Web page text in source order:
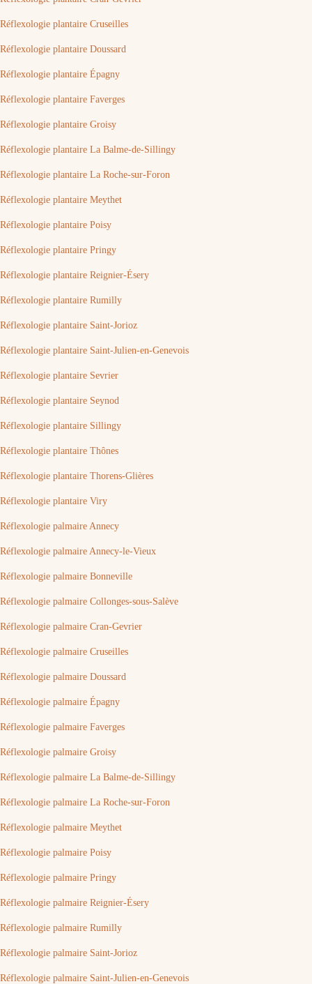
Réflexologie plantaire Cruseilles
Réflexologie plantaire Doussard
Réflexologie plantaire Épagny
Réflexologie plantaire Faverges
Réflexologie plantaire Groisy
Réflexologie plantaire La Balme-de-Sillingy
Réflexologie plantaire La Roche-sur-Foron
Réflexologie plantaire Meythet
Réflexologie plantaire Poisy
Réflexologie plantaire Pringy
Réflexologie plantaire Reignier-Ésery
Réflexologie plantaire Rumilly
Réflexologie plantaire Saint-Jorioz
Réflexologie plantaire Saint-Julien-en-Genevois
Réflexologie plantaire Sevrier
Réflexologie plantaire Seynod
Réflexologie plantaire Sillingy
Réflexologie plantaire Thônes
Réflexologie plantaire Thorens-Glières
Réflexologie plantaire Viry
Réflexologie palmaire Annecy
Réflexologie palmaire Annecy-le-Vieux
Réflexologie palmaire Bonneville
Réflexologie palmaire Collonges-sous-Salève
Réflexologie palmaire Cran-Gevrier
Réflexologie palmaire Cruseilles
Réflexologie palmaire Doussard
Réflexologie palmaire Épagny
Réflexologie palmaire Faverges
Réflexologie palmaire Groisy
Réflexologie palmaire La Balme-de-Sillingy
Réflexologie palmaire La Roche-sur-Foron
Réflexologie palmaire Meythet
Réflexologie palmaire Poisy
Réflexologie palmaire Pringy
Réflexologie palmaire Reignier-Ésery
Réflexologie palmaire Rumilly
Réflexologie palmaire Saint-Jorioz
Réflexologie palmaire Saint-Julien-en-Genevois